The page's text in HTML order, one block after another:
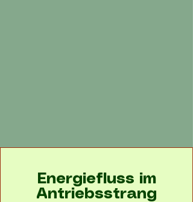
Energiefluss im
Antriebsstrang